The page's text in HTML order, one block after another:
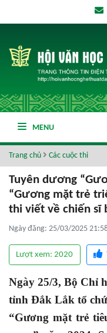
MENU
Trang chủ Các cuộc thi
Tuyên dương
“Gương mặt trẻ
thi viết về chiến sĩ
Ngày đăng: 25/03/2025
Lượt xem: 2020
Ngày 25/3, Bộ Chỉ
tỉnh Đắk Lắk tổ
“Gương mặt trẻ